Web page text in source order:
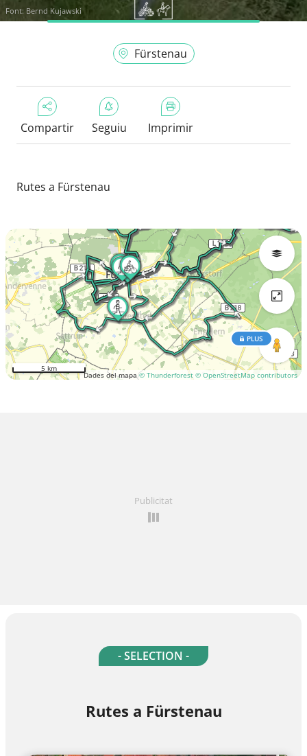
Font: Bernd Kujawski
Fürstenau
Compartir Seguiu Imprimir
Rutes a Fürstenau
Dades del mapa© Thunderforest © OpenStreetMap contributors
PLUS
5 km
Publicitat
- SELECTION -
Rutes a Fürstenau